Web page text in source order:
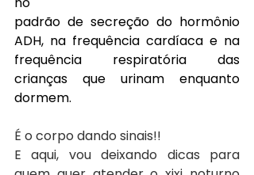
padrão de secreção do hormônio
ADH, na frequência cardíaca e na
frequência respiratória das
crianças que urinam enquanto
dormem.
É o corpo dando sinais!!
E aqui, vou deixando dicas para